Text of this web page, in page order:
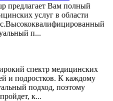
предлагает Вам полный
услуг в области
п...
спектр медицинских
и подростков. К каждому
подход, поэтому
к...